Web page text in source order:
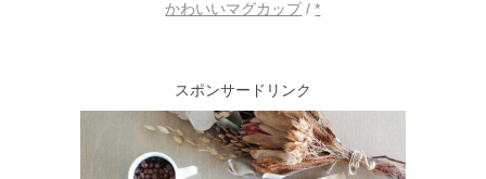
かわいいマグカップ/*
スポンサードリンク